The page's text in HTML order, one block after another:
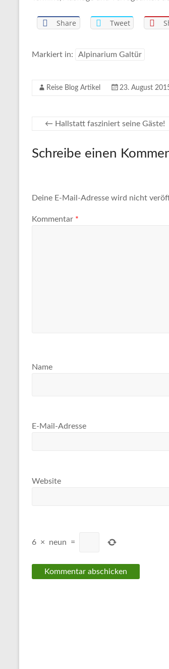
Share Tweet
Markiert in: Alpinarium Galtür
Reise Blog Artikel 23. August
← Hallstatt fasziniert seine Gäste!
Schreibe einen
Deine E-Mail-Adresse wird nicht
Kommentar *
Name
E-Mail-Adresse
Website
6 × neun =